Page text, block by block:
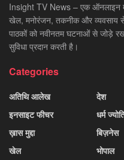
Insight TV News – एक ऑनलाइन
खेल, मनोरंजन, तकनीक और व्यवसाय से
पाठकों को नवीनतम घटनाओं से जोड़े
सुविधा प्रदान करती है।
Categories
अतिथि आलेख
इनसाइट फीचर
ख़ास मुद्दा
खेल
देश
धर्म
बिज़नेस
भोपाल